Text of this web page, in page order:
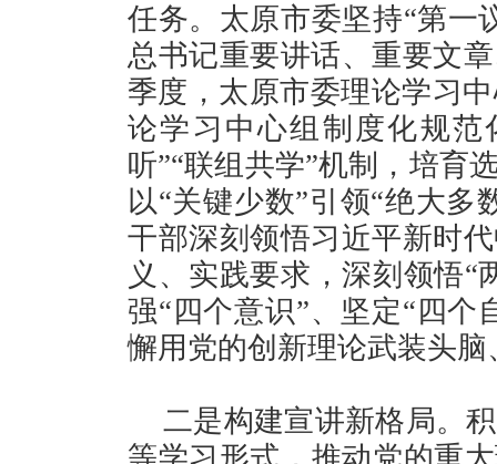
任务。太原市委坚持“第一
总书记重要讲话、重要文
季度，太原市委理论学习
论学习中心组制度化规
听”“联组共学”机制，培育
以“关键少数”引领“绝大
干部深刻领悟习近平新时
义、实践要求，深刻领悟“
强“四个意识”、坚定“四个
懈用党的创新理论武装头
二是构建宣讲新格局。
等学习形式，推动党的重